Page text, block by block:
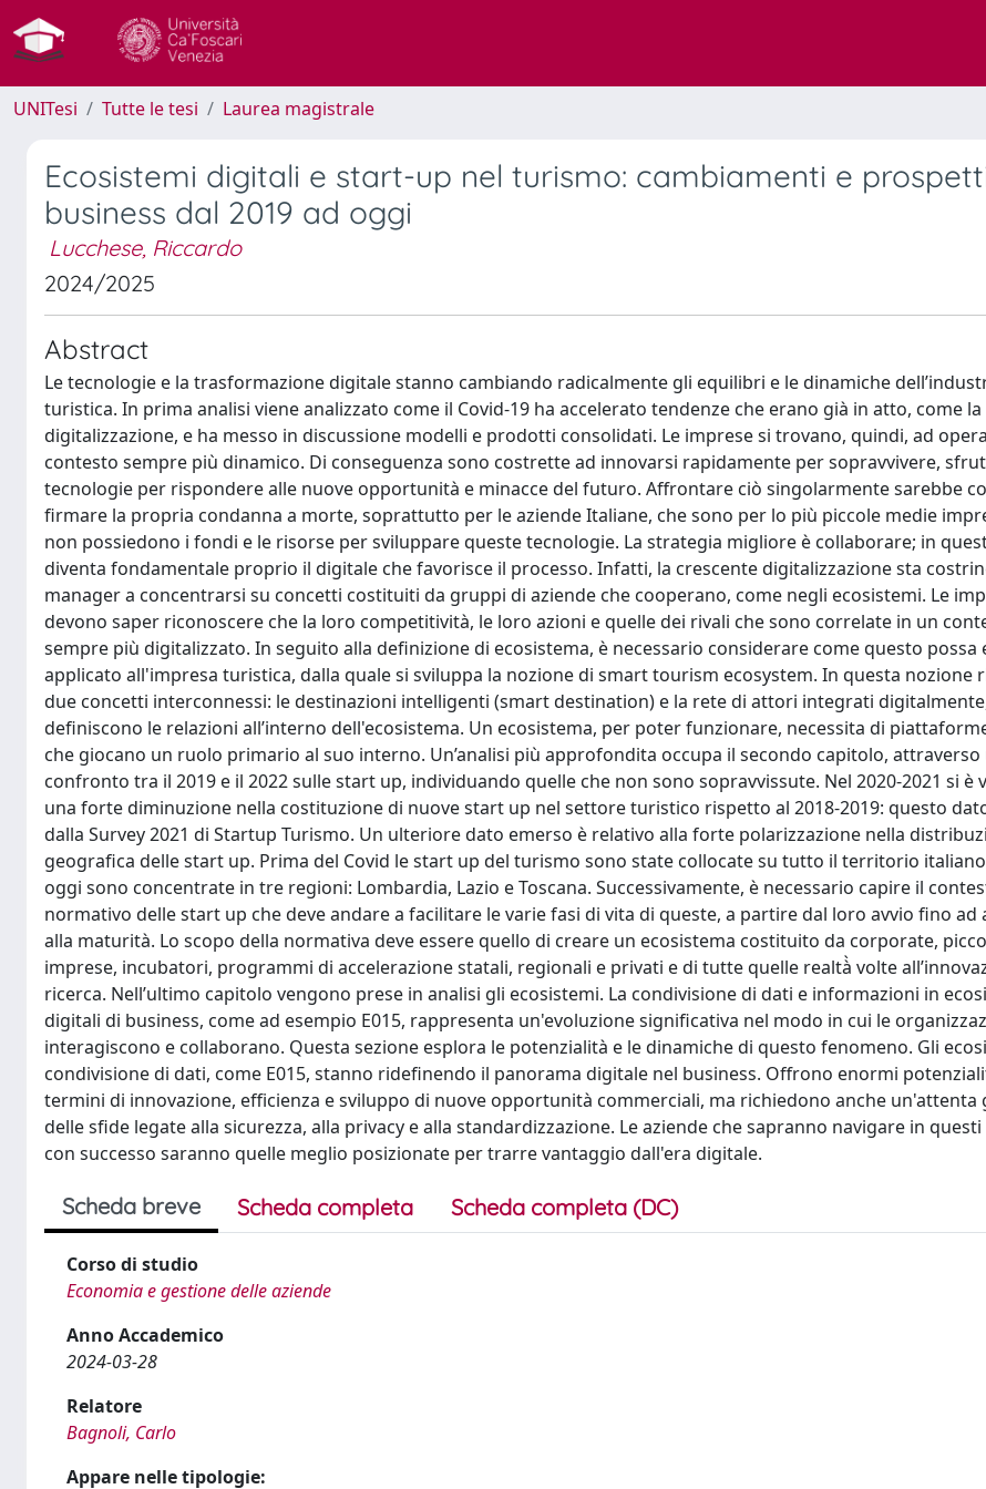
UNITesi Tutte le tesi Laurea magistrale
Ecosistemi digitali e start-up nel turismo: cambiamenti e
business dal 2019 ad oggi
Lucchese, Riccardo
2024/2025
Abstract
Le tecnologie e la trasformazione digitale stanno cambiando radicalmente gli equilibri e le dinamiche
turistica. In prima analisi viene analizzato come il Covid-19 ha accelerato tendenze che erano già in atto, come la
digitalizzazione, e ha messo in discussione modelli e prodotti consolidati. Le imprese si trovano, quindi, ad
contesto sempre più dinamico. Di conseguenza sono costrette ad innovarsi rapidamente per sopravvivere,
tecnologie per rispondere alle nuove opportunità e minacce del futuro. Affrontare ciò singolarmente sarebbe
firmare la propria condanna a morte, soprattutto per le aziende Italiane, che sono per lo più piccole medie
non possiedono i fondi e le risorse per sviluppare queste tecnologie. La strategia migliore è collaborare; in
diventa fondamentale proprio il digitale che favorisce il processo. Infatti, la crescente digitalizzazione sta
manager a concentrarsi su concetti costituiti da gruppi di aziende che cooperano, come negli ecosistemi. Le
devono saper riconoscere che la loro competitività, le loro azioni e quelle dei rivali che sono correlate in un
sempre più digitalizzato. In seguito alla definizione di ecosistema, è necessario considerare come questo possa
applicato all'impresa turistica, dalla quale si sviluppa la nozione di smart tourism ecosystem. In questa nozione
due concetti interconnessi: le destinazioni intelligenti (smart destination) e la rete di attori integrati
definiscono le relazioni all’interno dell'ecosistema. Un ecosistema, per poter funzionare, necessita di
che giocano un ruolo primario al suo interno. Un’analisi più approfondita occupa il secondo capitolo, attraverso
confronto tra il 2019 e il 2022 sulle start up, individuando quelle che non sono sopravvissute. Nel 2020-2021 si è
una forte diminuzione nella costituzione di nuove start up nel settore turistico rispetto al 2018-2019: questo
dalla Survey 2021 di Startup Turismo. Un ulteriore dato emerso è relativo alla forte polarizzazione nella
geografica delle start up. Prima del Covid le start up del turismo sono state collocate su tutto il territorio
oggi sono concentrate in tre regioni: Lombardia, Lazio e Toscana. Successivamente, è necessario capire il
normativo delle start up che deve andare a facilitare le varie fasi di vita di queste, a partire dal loro avvio fino ad
alla maturità. Lo scopo della normativa deve essere quello di creare un ecosistema costituito da corporate,
imprese, incubatori, programmi di accelerazione statali, regionali e privati e di tutte quelle realtà̀ volte
ricerca. Nell’ultimo capitolo vengono prese in analisi gli ecosistemi. La condivisione di dati e informazioni in
digitali di business, come ad esempio E015, rappresenta un'evoluzione significativa nel modo in cui le
interagiscono e collaborano. Questa sezione esplora le potenzialità e le dinamiche di questo fenomeno. Gli
condivisione di dati, come E015, stanno ridefinendo il panorama digitale nel business. Offrono enormi
termini di innovazione, efficienza e sviluppo di nuove opportunità commerciali, ma richiedono anche un'attenta
delle sfide legate alla sicurezza, alla privacy e alla standardizzazione. Le aziende che sapranno navigare in
con successo saranno quelle meglio posizionate per trarre vantaggio dall'era digitale.
Scheda breve Scheda completa Scheda completa (DC)
Corso di studio
Economia e gestione delle aziende
Anno Accademico
2024-03-28
Relatore
Bagnoli, Carlo
Appare nelle tipologie: